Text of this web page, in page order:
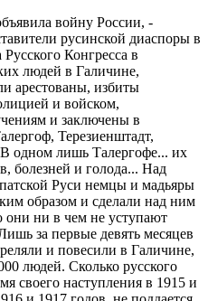
войну России, -
русинской диаспоры в
Конгресса в
людей в Галичине,
арестованы, избиты
и войском,
и заключены в
Терезиенштадт,
одном лишь Талергофе... их
болезней и голода... Над
Руси немцы и мадьяры
образом и сделали над ним
они ни в чем не уступают
за первые девять месяцев
и повесили в Галичине,
людей. Сколько русского
своего наступления в 1915 и